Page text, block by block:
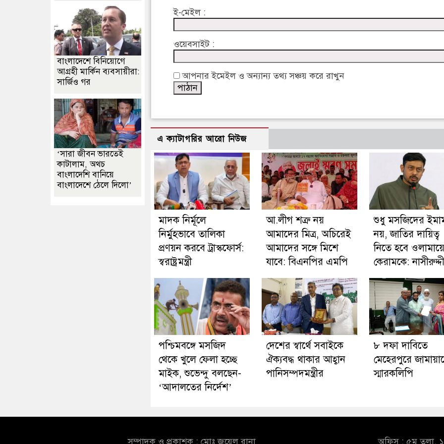
ই-মেইল :
ওয়েবসাইট :
আপনার ইমেইল ও অন্যান্য তথ্য সঞ্চয় করে রাখুন
এ ক্যাটাগরির আরো নিউজ
মাদক নির্মূলে
নির্মুহভাবে তালিকা
প্রণয়ন করবে ট্রাস্কফোর্স:
স্বরাষ্ট্রমন্ত্রী
আ.লীগ শত্রু নয়
আমাদের মিত্র, অচিরেই
আমাদের সঙ্গে মিশে
যাবে: বিএনপির এমপি
শুধু মসজিদের
নয়, জাতির দায়িত্ব
নিতে হবে ওলামায়ে
কেরামকে:
পশ্চিমবঙ্গে মসজিদ
থেকে খুলে ফেলা হচ্ছে
মাইক, শুভেন্দু বলছেন-
‘আদালতের নির্দেশ’
দেশের স্বার্থে সবাইকে
ঐক্যবদ্ধ থাকার আহ্বান
পানিসম্পদমন্ত্রীর
৮ দফা দাবিতে
মেহেরপুরে
স্মারকলিপি
বাংলাদেশে বিনিয়োগে
আগ্রহী মার্কিন ব্যবসায়ীরা:
সার্জিও গর
‘সারা জীবন ভারতেই
কাটালাম, অথচ
বাংলাদেশি বানিয়ে
বাংলাদেশে ঠেলে দিলো’
সম্পাদক ও প্রকাশক : মোঃ জুয়েল রানা অফিস : ৫ম তলা,